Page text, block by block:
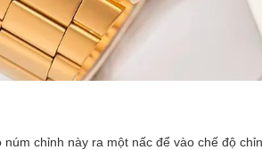
chỉnh này ra một nấc để vào chế độ